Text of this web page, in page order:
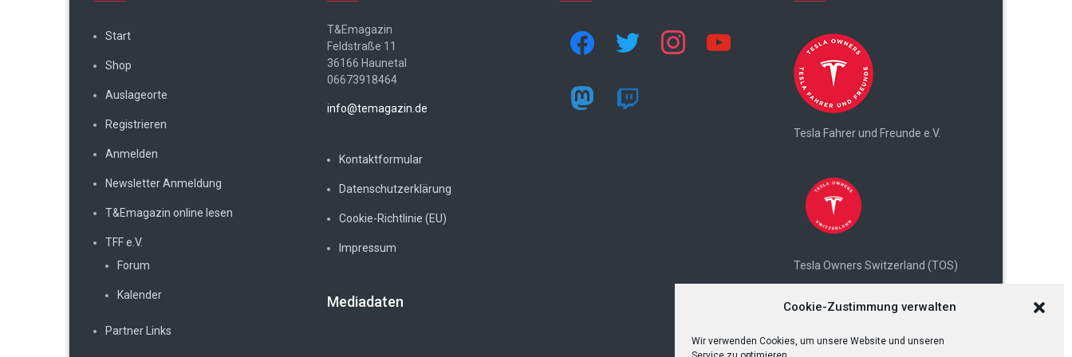
Cookie-Zustimmung verwalten
Wir verwenden Cookies, um unsere Website und unseren
Start
Shop
Auslageorte
Registrieren
Anmelden
Newsletter Anmeldung
T&Emagazin online lesen
TFF e.V.
Forum
Kalender
Partner Links
T&Emagazin
Feldstraße 11
36166 Haunetal
06673918464
info@temagazin.de
Kontaktformular
Datenschutzerklärung
Cookie-Richtlinie (EU)
Impressum
Mediadaten
facebook twitter instagram youtube
mastodon twitch
Tesla Fahrer und Freunde e.V.
Tesla Owners Switzerland (TOS)